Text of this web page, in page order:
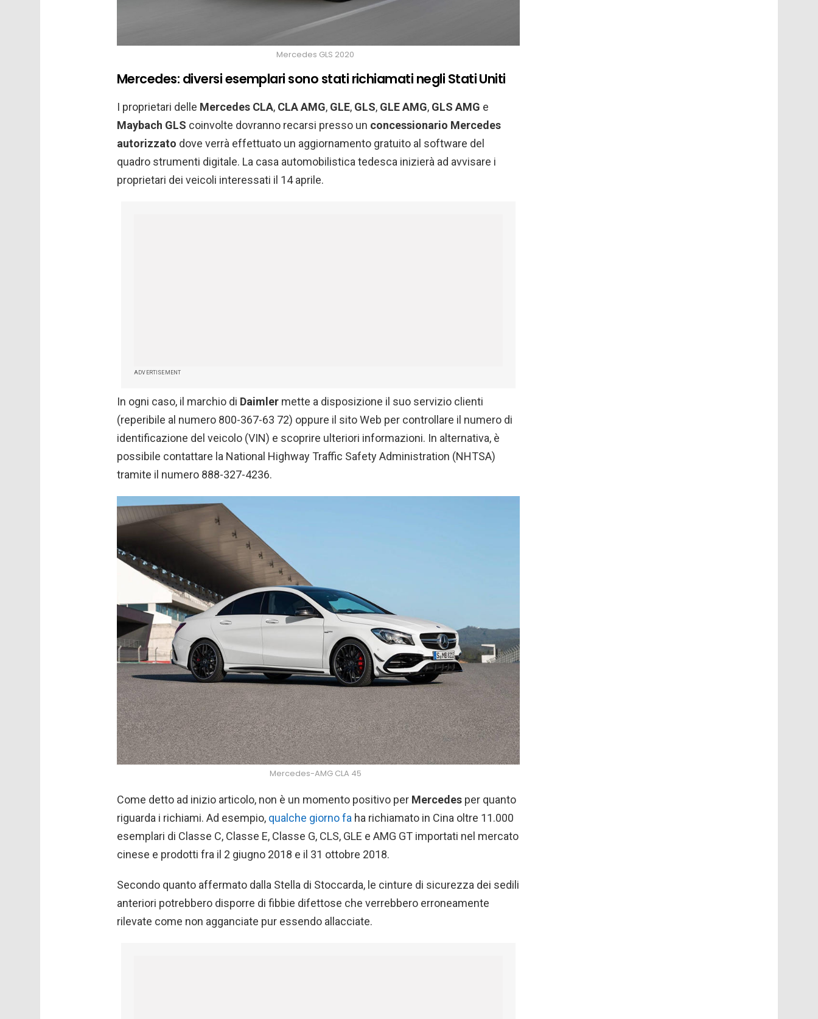
Mercedes GLS 2020
Mercedes: diversi esemplari sono stati richiamati negli Stati Uniti
I proprietari delle Mercedes CLA, CLA AMG, GLE, GLS, GLE AMG, GLS AMG e
Maybach GLS coinvolte dovranno recarsi presso un concessionario Mercedes
autorizzato dove verrà effettuato un aggiornamento gratuito al software del
quadro strumenti digitale. La casa automobilistica tedesca inizierà ad avvisare i
proprietari dei veicoli interessati il 14 aprile.
ADVERTISEMENT
In ogni caso, il marchio di Daimler mette a disposizione il suo servizio clienti
(reperibile al numero 800-367-63 72) oppure il sito Web per controllare il numero di
identificazione del veicolo (VIN) e scoprire ulteriori informazioni. In alternativa, è
possibile contattare la National Highway Traffic Safety Administration (NHTSA)
tramite il numero 888-327-4236.
Mercedes-AMG CLA 45
Come detto ad inizio articolo, non è un momento positivo per Mercedes per quanto
riguarda i richiami. Ad esempio, qualche giorno fa ha richiamato in Cina oltre 11.000
esemplari di Classe C, Classe E, Classe G, CLS, GLE e AMG GT importati nel mercato
cinese e prodotti fra il 2 giugno 2018 e il 31 ottobre 2018.
Secondo quanto affermato dalla Stella di Stoccarda, le cinture di sicurezza dei sedili
anteriori potrebbero disporre di fibbie difettose che verrebbero erroneamente
rilevate come non agganciate pur essendo allacciate.